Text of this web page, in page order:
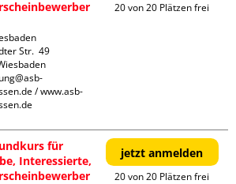
Str.  49
/ www.asb-
20 von 20 Plätzen frei
für
Interessierte,
jetzt anmelden
20 von 20 Plätzen frei